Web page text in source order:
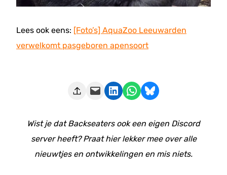
Lees ook eens: [Foto’s] AquaZoo Leeuwarden
verwelkomt pasgeboren apensoort
Deze pagina e-mailen Delen op LinkedIn Delen via WhatsApp Share on Bluesky
Wist je dat Backseaters ook een eigen Discord
server heeft? Praat hier lekker mee over alle
nieuwtjes en ontwikkelingen en mis niets.